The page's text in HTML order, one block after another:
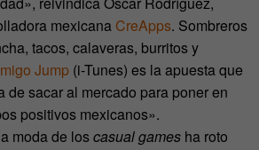
mexicana CreApps. Sombreros
tacos, calaveras, burritos y
Jump (i-Tunes) es la apuesta que
de sacar al mercado para poner en
positivos mexicanos».
moda de loscasual games ha roto